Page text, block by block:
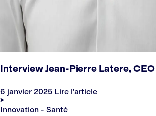
Interview Jean-Pierre Latere, CEO
6 janvier 2025 Lire l’article
Innovation - Santé